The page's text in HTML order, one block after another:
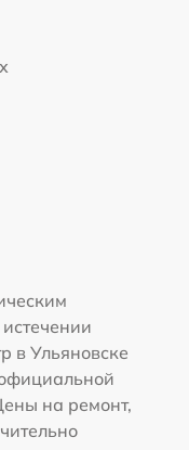
в Ульяновске
на ремонт,